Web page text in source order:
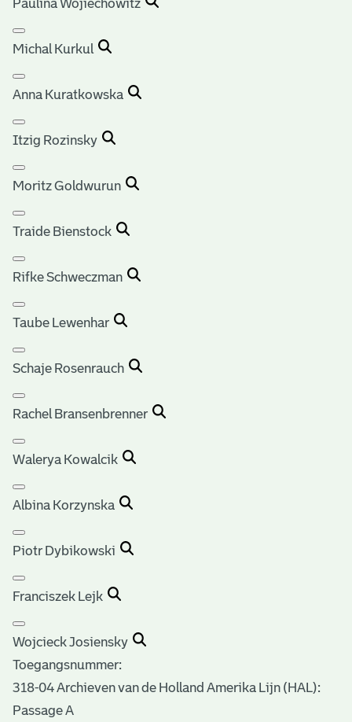
Paulina Wojiechowitz
Michal Kurkul
Anna Kuratkowska
Itzig Rozinsky
Moritz Goldwurun
Traide Bienstock
Rifke Schweczman
Taube Lewenhar
Schaje Rosenrauch
Rachel Bransenbrenner
Walerya Kowalcik
Albina Korzynska
Piotr Dybikowski
Franciszek Lejk
Wojcieck Josiensky
Toegangsnummer:
318-04 Archieven van de Holland Amerika Lijn (HAL):
Passage A